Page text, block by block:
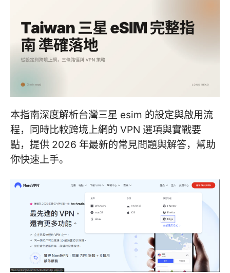
本指南深度解析台灣三星 esim 的設定與啟用流
程，同時比較跨境上網的 VPN 選項與實戰要
點，提供 2026 年最新的常見問題與解答，幫助
你快速上手。